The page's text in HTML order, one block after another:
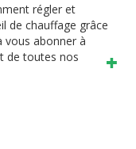
régler et
de chauffage grâce
vous abonner à
de toutes nos